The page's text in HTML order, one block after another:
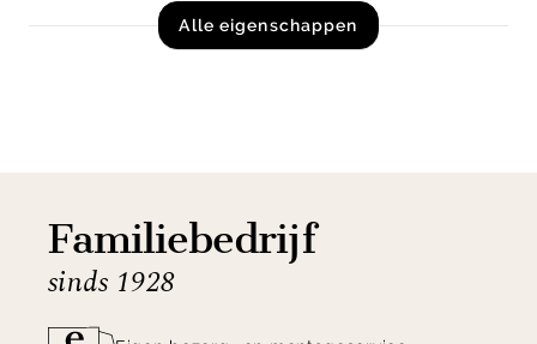
Alle eigenschappen
Familiebedrijf
sinds 1928